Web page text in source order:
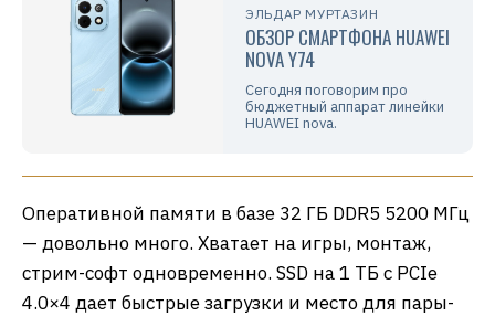
ЭЛЬДАР МУРТАЗИН
ОБЗОР СМАРТФОНА HUAWEI
NOVA Y74
Сегодня поговорим про
бюджетный аппарат линейки
HUAWEI nova.
Оперативной памяти в базе 32 ГБ DDR5 5200 МГц
— довольно много. Хватает на игры, монтаж,
стрим-софт одновременно. SSD на 1 ТБ с PCIe
4.0×4 дает быстрые загрузки и место для пары-